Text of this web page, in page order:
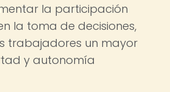
la participación
la toma de decisiones,
trabajadores un mayor
y autonomía